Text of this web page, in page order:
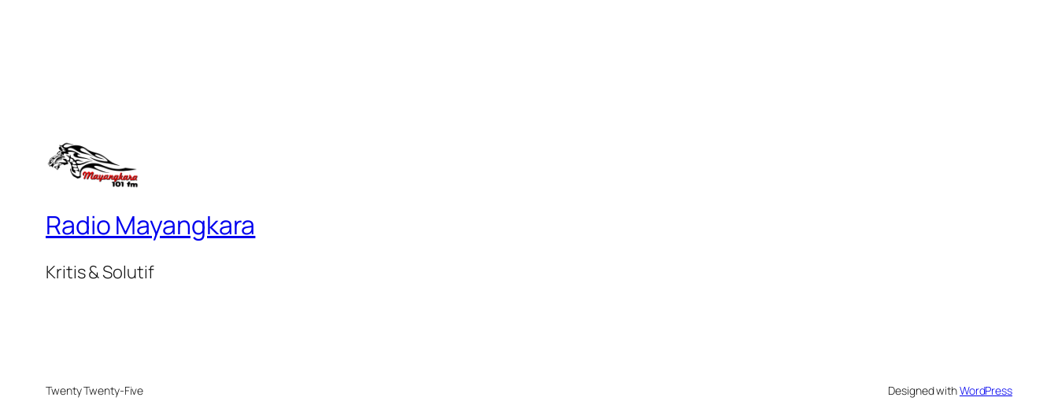
Radio Mayangkara
Kritis & Solutif
Twenty Twenty-Five Designed withWordPress